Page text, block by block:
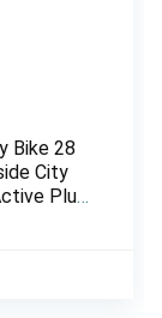
Bike 28
City
Plus